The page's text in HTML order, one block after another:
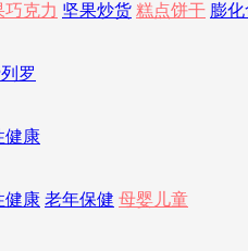
巧克力 坚果炒货 糕点饼干 膨
罗
健康
健康 老年保健 母婴儿童